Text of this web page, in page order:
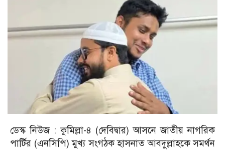
ডেস্ক নিউজ :কুমিল্লা-৪ (দেবিদ্বার) আসনে জাতীয় নাগরিক
পার্টির (এনসিপি) মুখ্য সংগঠক হাসনাত আবদুল্লাহকে সমর্থন